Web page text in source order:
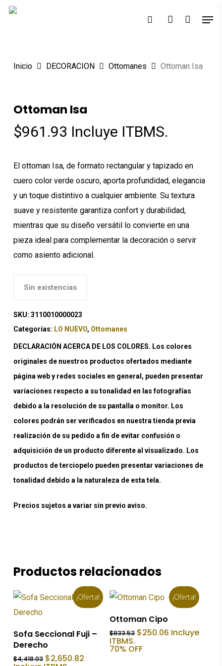
Skip
searchaccount
Inicio DECORACION Ottomanes Ottoman Isa
Ottoman Isa
$961.93 Incluye ITBMS.
El ottoman Isa, de formato rectangular y tapizado en
cuero color verde oscuro, aporta profundidad, elegancia
y un toque distintivo a cualquier ambiente. Su textura
suave y resistente garantiza confort y durabilidad,
mientras que su diseño versátil lo convierte en una
pieza ideal para complementar la decoración o servir
como asiento adicional.
Sin existencias
SKU: 3110010000023
Categorías: LO NUEVO, Ottomanes
DECLARACIÓN ACERCA DE LOS COLORES. Los colores
originales de nuestros productos ofertados mediante
página web y redes sociales en general, pueden presentar
variaciones respecto a su tonalidad en las fotografías
debido a la resolución de su pantalla o monitor. Los
colores podrán ser verificados en nuestra tienda previa
realización de su pedido a fin de evitar confusión o
adquisición de un producto diferente al visualizado. Los
productos de terciopelo pueden presentar variaciones de
tonalidad debido a la naturaleza de esta tela.
Precios sujetos a variar sin previo aviso.
Productos relacionados
¡Oferta!
Añadir Al Carrito
Sofa Seccional Fuji –
Derecho
$4,418.03 El
$2,650.82El
¡Oferta!
Añadir Al Carrito
Ottoman Cipo
$833.53 El
original
$250.06 El
precio
Incluye
ITBMS.
70% OFF